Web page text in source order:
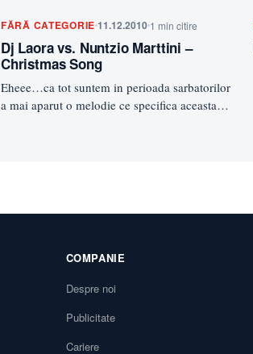
FĂRĂ CATEGORIE11.12.2010 1 min citire
Dj Laora vs. Nuntzio Marttini –
Christmas Song
Eheee…ca tot suntem in perioada sarbatorilor
a mai aparut o melodie ce specifica aceasta
COMPANIE
Despre noi
Publicitate
Cariere